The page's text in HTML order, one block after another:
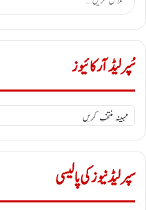
سُپر لیڈ آرکائیوز
سُپر
لیڈ
آرکائیوز
سپر لیڈ نیوز کی پالیسی